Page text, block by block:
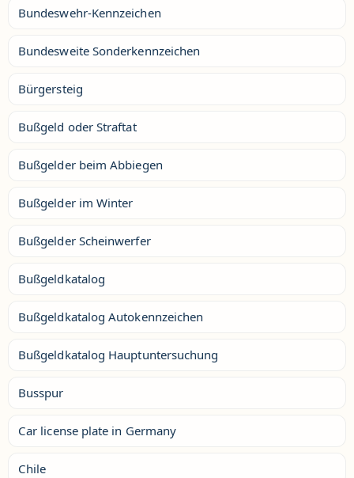
Bundeswehr-Kennzeichen
Bundesweite Sonderkennzeichen
Bürgersteig
Bußgeld oder Straftat
Bußgelder beim Abbiegen
Bußgelder im Winter
Bußgelder Scheinwerfer
Bußgeldkatalog
Bußgeldkatalog Autokennzeichen
Bußgeldkatalog Hauptuntersuchung
Busspur
Car license plate in Germany
Chile